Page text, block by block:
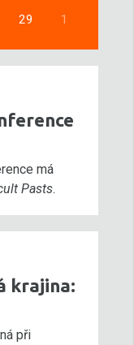
29 1
má
Pasts.
krajina:
při